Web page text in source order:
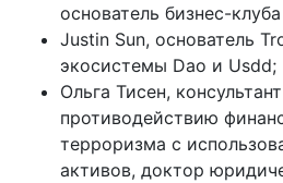
основатель бизнес-
Justin Sun, основатель
экосистемы Dao и Usdd;
Ольга Тисен,
противодействию
терроризма с
активов, доктор